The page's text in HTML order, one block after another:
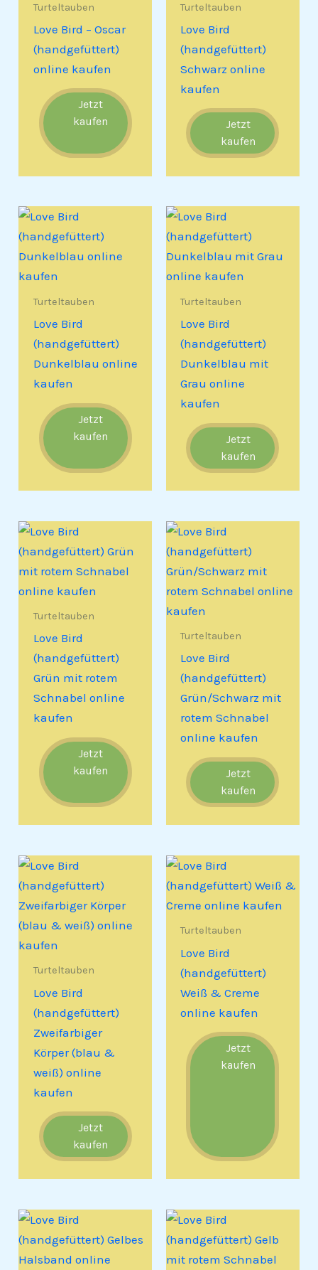
Turteltauben
Love Bird – Oscar
(handgefüttert)
online kaufen
Jetzt
kaufen
Turteltauben
Love Bird
(handgefüttert)
Schwarz online
kaufen
Jetzt
kaufen
Turteltauben
Love Bird
(handgefüttert)
Dunkelblau online
kaufen
Jetzt
kaufen
Turteltauben
Love Bird
(handgefüttert)
Dunkelblau mit
Grau online
kaufen
Jetzt
kaufen
Turteltauben
Love Bird
(handgefüttert)
Grün mit rotem
Schnabel online
kaufen
Jetzt
kaufen
Turteltauben
Love Bird
(handgefüttert)
Grün/Schwarz mit
rotem Schnabel
online kaufen
Jetzt
kaufen
Turteltauben
Love Bird
(handgefüttert)
Zweifarbiger
Körper (blau &
weiß) online
kaufen
Jetzt
kaufen
Turteltauben
Love Bird
(handgefüttert)
Weiß & Creme
online kaufen
Jetzt
kaufen